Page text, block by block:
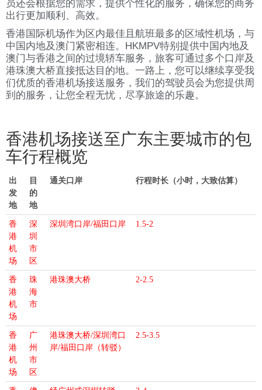
员还会根据您的需求，提供个性化的服务，确保您的商务
出行更加顺利、高效。
香港国际机场作为区内最佳且航班最多的区域性机场，与
中国内地及澳门紧密相连。HKMPV特别提供中国内地及
澳门与香港之间的过境轿车服务，旅客可通过多个口岸及
港珠澳大桥直接抵达目的地。一路上，您可以继续享受我
们优质的香港机场接送服务，我们的驾驶员会为您提供周
到的服务，让您全程无忧，尽享旅途的乐趣。
香港机场接送至广东主要城市的包
车行程概览
出
发
地
目
的
地
通关口岸 行程时长（小时，大致估算）
香
港
机
场
深
圳
市
区
深圳湾口岸/福田口岸 1.5-2
香
港
机
场
珠
海
市
港珠澳大桥 2-2.5
香
港
机
场
广
州
市
区
港珠澳大桥/深圳湾口
岸/福田口岸（转驳）
2.5-3.5